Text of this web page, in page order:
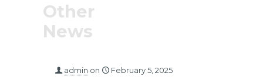
Other
News
admin on February 5, 2025